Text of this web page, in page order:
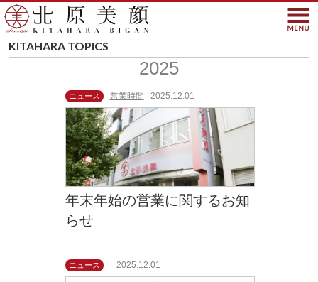
北原美顔- KITAHARA
KITAHARA TOPICS
2025
ニュース 営業時間 2025.12.01
年末年始の営業に関するお知
らせ
ニュース 2025.12.01